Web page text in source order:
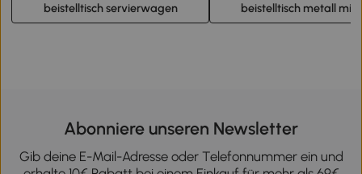
beistelltisch servierwagen beistelltisch metall mit
Abonniere unseren Newsletter
Gib deine E-Mail-Adresse oder Telefonnummer ein und